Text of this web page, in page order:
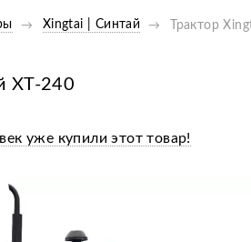
Xingtai | Синтай Трактор
XT-240
уже купили этот товар!